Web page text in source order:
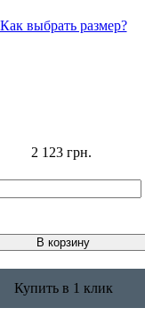
Как выбрать размер?
2 123 грн.
Купить в 1 клик